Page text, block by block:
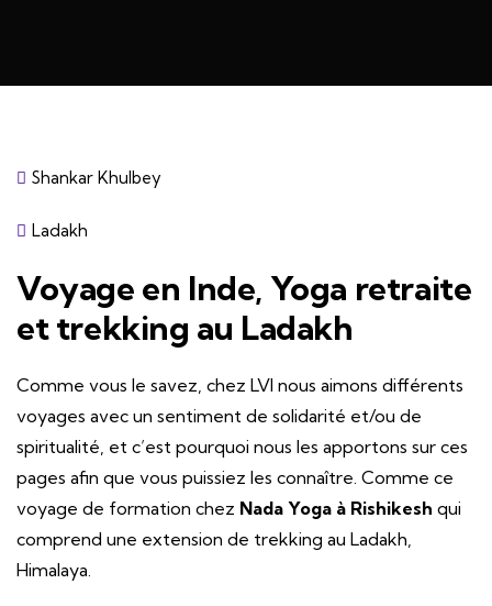
Shankar Khulbey
Ladakh
Voyage en Inde, Yoga retraite
et trekking au Ladakh
Comme vous le savez, chez LVI nous aimons différents
voyages avec un sentiment de solidarité et/ou de
spiritualité, et c’est pourquoi nous les apportons sur ces
pages afin que vous puissiez les connaître. Comme ce
voyage de formation chez Nada Yoga à Rishikesh qui
comprend une extension de trekking au Ladakh,
Himalaya.